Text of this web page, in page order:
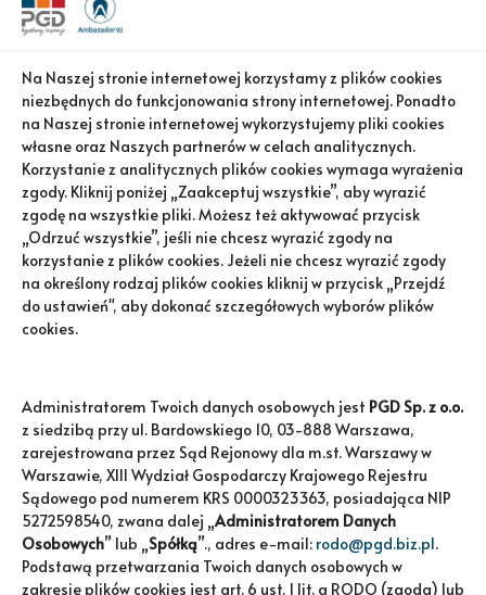
Na Naszej stronie internetowej korzystamy z plików cookies
niezbędnych do funkcjonowania strony internetowej. Ponadto
na Naszej stronie internetowej wykorzystujemy pliki cookies
własne oraz Naszych partnerów w celach analitycznych.
Korzystanie z analitycznych plików cookies wymaga wyrażenia
zgody. Kliknij poniżej „Zaakceptuj wszystkie”, aby wyrazić
zgodę na wszystkie pliki. Możesz też aktywować przycisk
„Odrzuć wszystkie”, jeśli nie chcesz wyrazić zgody na
korzystanie z plików cookies. Jeżeli nie chcesz wyrazić zgody
na określony rodzaj plików cookies kliknij w przycisk „Przejdź
do ustawień", aby dokonać szczegółowych wyborów plików
cookies.
Administratorem Twoich danych osobowych jest PGD Sp. z o.o.
z siedzibą przy ul. Bardowskiego 10, 03-888 Warszawa,
zarejestrowana przez Sąd Rejonowy dla m.st. Warszawy w
Warszawie, XIII Wydział Gospodarczy Krajowego Rejestru
Sądowego pod numerem KRS 0000323363, posiadająca NIP
5272598540, zwana dalej „Administratorem Danych
Osobowych” lub „Spółką”., adres e-mail: rodo@pgd.biz.pl.
Podstawą przetwarzania Twoich danych osobowych w
zakresie plików cookies jest art. 6 ust. 1 lit. a RODO (zgoda) lub
ul. Glewice 1 G
Tel. 91 432 16 80
ODDZIAŁ KIELCE
26-060 Chęciny,
ul. Logistyczna 9 bud. 2
Tel. 601 151 406
REGION WROCŁAW
Tel. 519 329 284
Tel. 519 330 627
REGION BYDGOSZCZ
Tel. 504 920 637
Tel. 504 048 474
Otrzymuj najnowsze informacje o
wydarzeniach i promocjach.
Możesz zrezygnować w każdej
chwili. W tym celu należy odnaleźć